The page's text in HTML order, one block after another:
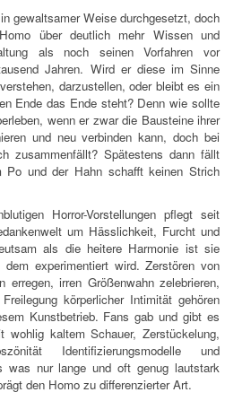
gewaltsamer Weise durchgesetzt, doch
über deutlich mehr Wissen und
als noch seinen Vorfahren vor
Jahren. Wird er diese im Sinne
darzustellen, oder bleibt es ein
Ende das Ende steht? Denn wie sollte
wenn er zwar die Bausteine ihrer
und neu verbinden kann, doch bei
zusammenfällt? Spätestens dann fällt
und der Hahn schafft keinen Strich
Horror-Vorstellungen pflegt seit
um Hässlichkeit, Furcht und
als die heitere Harmonie ist sie
experimentiert wird. Zerstören von
erregen, irren Größenwahn zelebrieren,
körperlicher Intimität gehören
Kunstbetrieb. Fans gab und gibt es
wohlig kaltem Schauer, Zerstückelung,
Identifizierungsmodelle und
was nur lange und oft genug lautstark
den Homo zu differenzierter Art.